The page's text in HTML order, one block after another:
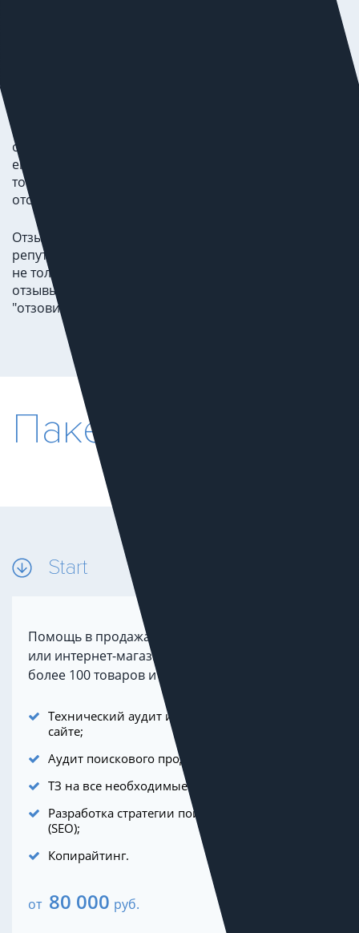
своевременность и качество доставки, наличие/
отсутствие услуг предварительного шиномонтажа и
его качество, при самовывозе – скорость выдачи
товаров, а также, в случае монтажа на месте –
отсутствие очередей на монтаж.
Отзывы потребителей о компании формируют
репутацию в интернете, причем, важно оценивать
не только отзывы на самом сайте компании, но и
отзывы на всевозможных сторонних площадках:
"отзовиках", Яндекс и Google картах, форумах.
Пакеты SEO
Start
Помощь в продажах для небольшого бизнеса
или интернет-магазина. Как правило, это не
более 100 товаров и 1-2 регионов продаж.
Технический аудит и устранение ошибок на
сайте;
Аудит поискового продвижения (SEO);
ТЗ на все необходимые изменения на сайте;
Разработка стратегии поискового продвижения
(SEO);
Копирайтинг.
от 80 000 руб.